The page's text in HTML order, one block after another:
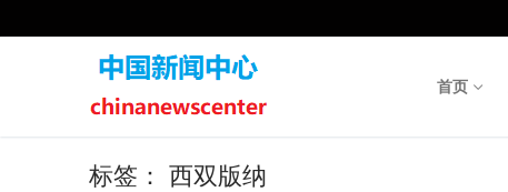
to
首页
标签： 西双版纳